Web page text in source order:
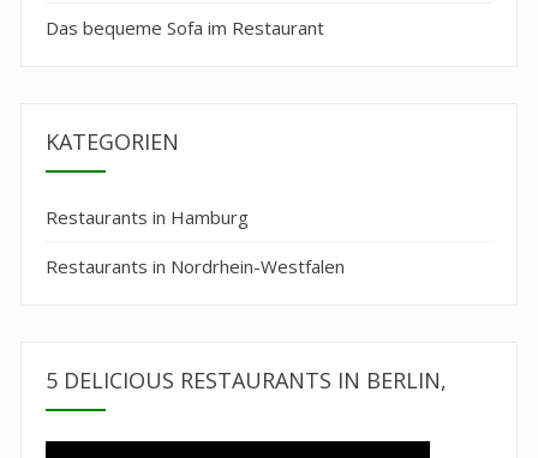
Das bequeme Sofa im Restaurant
KATEGORIEN
Restaurants in Hamburg
Restaurants in Nordrhein-Westfalen
5 DELICIOUS RESTAURANTS IN BERLIN,